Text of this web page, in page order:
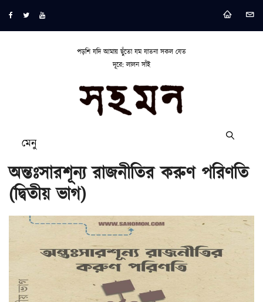
পড়শি যদি আমায় ছুঁতো যম যাতনা সকল যেত
দূরে: লালন সাঁই
মেনু
অন্তঃসারশূন্য রাজনীতির করুণ পরিণতি
(দ্বিতীয় ভাগ)